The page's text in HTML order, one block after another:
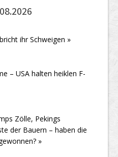
ihr Schweigen »
– USA halten heiklen F-
Zölle, Pekings
der Bauern – haben die
»